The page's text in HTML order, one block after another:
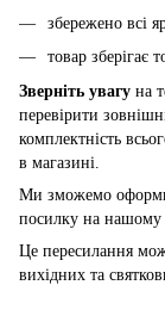
збережено всі
товар зберігає
Зверніть увагу на
перевірити
комплектність
в магазині.
Ми зможемо
посилку на нашому
Це пересилання
вихідних та